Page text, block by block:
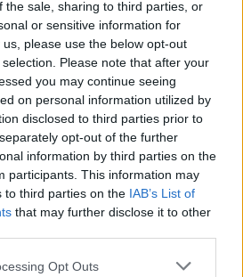
the sale, sharing to third parties, or
or sensitive information for
please use the below opt-out
Please note that after your
you may continue seeing
on personal information utilized by
disclosed to third parties prior to
opt-out of the further
information by third parties on the
participants. This information may
to third parties on the IAB’s List of
that may further disclose it to other
Opt Outs
D. Sleva: „Kaunas man
žemėje“
04